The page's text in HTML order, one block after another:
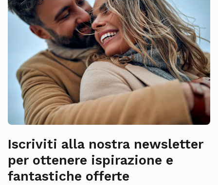
Iscriviti alla nostra newsletter
per ottenere ispirazione e
fantastiche offerte